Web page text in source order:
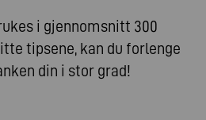
i gjennomsnitt 300
tipsene, kan du forlenge
din i stor grad!